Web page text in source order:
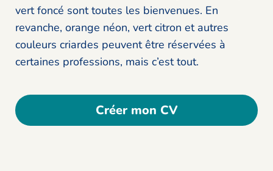
vert foncé sont toutes les bienvenues. En
revanche, orange néon, vert citron et autres
couleurs criardes peuvent être réservées à
certaines professions, mais c’est tout.
Créer mon CV